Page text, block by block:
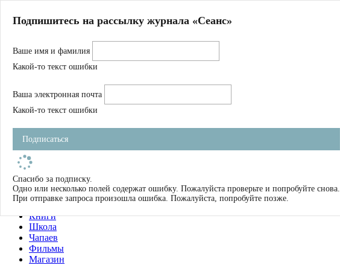
Магазин
Журнал
Школа
Устав
Фильмы
Имена
Тэги
О нас
Журнал
Книги
Школа
Чапаев
Фильмы
Магазин
Подпишитесь на рассылку журнала «Сеанс»
Ваше имя и фамилия
Какой-то текст ошибки
Ваша электронная почта
Какой-то текст ошибки
Подписаться
Спасибо за подписку.
Одно или несколько полей содержат ошибку. Пожалуйста проверьте и попробуйте снова.
При отправке запроса произошла ошибка. Пожалуйста, попробуйте позже.